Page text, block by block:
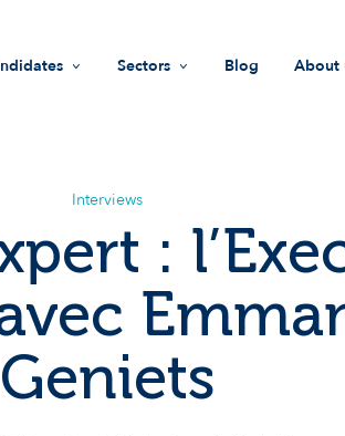
Sectors
Innovation & technology
Investment Funds
Societal Impact
Blog About
Join
Interviews
:
Geniets